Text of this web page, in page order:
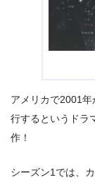
アメリカで2001
行するというドラ
作！
シーズン1では、